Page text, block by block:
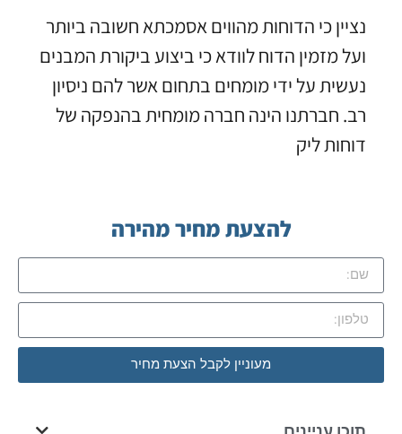
נציין כי הדוחות מהווים אסמכתא חשובה ביותר
ועל מזמין הדוח לוודא כי ביצוע ביקורת המבנים
נעשית על ידי מומחים בתחום אשר להם ניסיון
רב. חברתנו הינה חברה מומחית בהנפקה של
דוחות ליק
להצעת מחיר מהירה
מעוניין לקבל הצעת מחיר